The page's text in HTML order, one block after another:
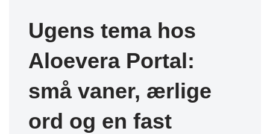
Ugens tema hos
Aloevera Portal:
små vaner, ærlige
ord og en fast